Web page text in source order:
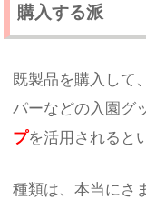
購入する派
既製品を購入して
パーなどの入園グ
プを活用されると
種類は、本当にさ